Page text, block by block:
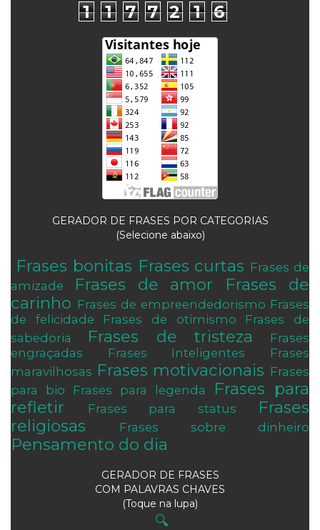
1 1 7 7 2 1 6
GERADOR DE FRASES POR CATEGORIAS
(Selecione abaixo)
Frases bonitas Frases curtas Frases de
amizade
Frases de amor
Frases de
carinho Frases de empreendedorismo Frases
de felicidade
Frases de otimismo
Frases de
sabedoria
Frases de tristeza
Frases
engraçadas
Frases Inteligentes
Frases
maravilhosas Frases motivacionais Frases
para bio
Frases para legenda
Frases para
refletir
Frases para status
Frases
religiosas
Frases sobre dinheiro
Pensamento do dia
GERADOR DE FRASES
COM PALAVRAS CHAVES
(Toque na lupa)
🔍